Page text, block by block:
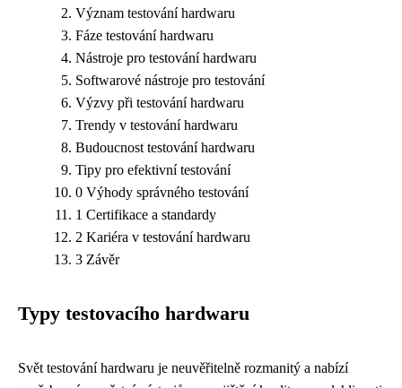
Význam testování hardwaru
Fáze testování hardwaru
Nástroje pro testování hardwaru
Softwarové nástroje pro testování
Výzvy při testování hardwaru
Trendy v testování hardwaru
Budoucnost testování hardwaru
Tipy pro efektivní testování
0 Výhody správného testování
1 Certifikace a standardy
2 Kariéra v testování hardwaru
3 Závěr
Typy testovacího hardwaru
Svět testování hardwaru je neuvěřitelně rozmanitý a nabízí